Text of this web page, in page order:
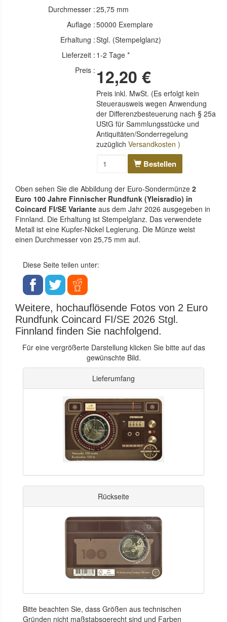
Durchmesser :25,75 mm
Auflage :50000 Exemplare
Erhaltung :Stgl. (Stempelglanz)
Lieferzeit : 1-2 Tage *
Preis : 12,20 €
Preis inkl. MwSt. (Es erfolgt kein
Steuerausweis wegen Anwendung
der Differenzbesteuerung nach § 25a
UStG für Sammlungsstücke und
Antiquitäten/Sonderregelung
zuzüglichVersandkosten )
Bestellen
Oben sehen Sie die Abbildung der Euro-Sondermünze 2
Euro 100 Jahre Finnischer Rundfunk (Yleisradio) in
Coincard FI/SE Variante aus dem Jahr 2026 ausgegeben in
Finnland. Die Erhaltung ist Stempelglanz. Das verwendete
Metall ist eine Kupfer-Nickel Legierung. Die Münze weist
einen Durchmesser von 25,75 mm auf.
Diese Seite teilen unter:
Weitere, hochauflösende Fotos von 2 Euro
Rundfunk Coincard FI/SE 2026 Stgl.
Finnland finden Sie nachfolgend.
Für eine vergrößerte Darstellung klicken Sie bitte auf das
gewünschte Bild.
Lieferumfang
Rückseite
Bitte beachten Sie, dass Größen aus technischen
Gründen nicht maßstabsgerecht sind und Farben